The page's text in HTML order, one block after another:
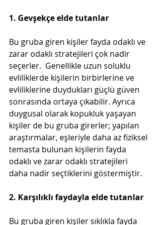
1. Gevşekçe elde tutanlar
Bu gruba giren kişiler fayda odaklı ve
zarar odaklı stratejileri çok nadir
seçerler.  Genellikle uzun soluklu
evliliklerde kişilerin birbirlerine ve
evliliklerine duydukları güçlü güven
sonrasında ortaya çıkabilir. Ayrıca
duygusal olarak kopukluk yaşayan
kişiler de bu gruba girerler; yapılan
araştırmalar, eşleriyle daha az fiziksel
temasta bulunan kişilerin fayda
odaklı ve zarar odaklı stratejileri
daha nadir seçtiklerini göstermiştir.
2. Karşılıklı faydayla elde tutanlar
Bu gruba giren kişiler sıklıkla fayda